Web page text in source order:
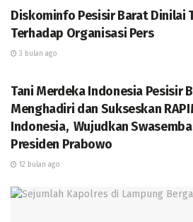
TRANSLAMPUNG.COM, PESIBAR
Cuaca laut yang buruk
nelayan, Aslimudin (58) dan Sofril
dunia setelah terseret arus dan
mereka karam saat mencari ikan
Kapolsek pesisir utara, Iptu
Hasep Purnama (23) (korban
Diskominfo Pesisir Barat Dinilai
Terhadap Organisasi Pers
3 bulan ago
Tani Merdeka Indonesia Pesisir
Menghadiri dan Sukseskan
Indonesia, Wujudkan
Presiden Prabowo
12 bulan ago